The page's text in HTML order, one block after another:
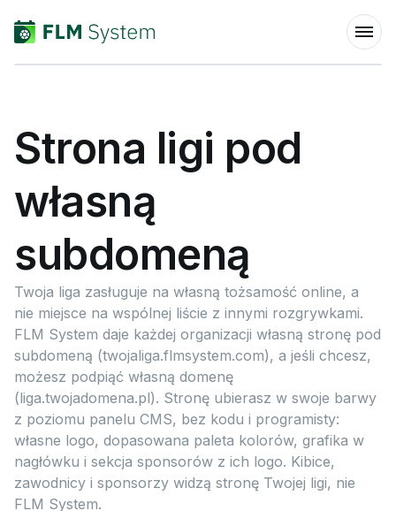
Strona ligi pod
własną
subdomeną
Twoja liga zasługuje na własną tożsamość online, a
nie miejsce na wspólnej liście z innymi rozgrywkami.
FLM System daje każdej organizacji własną stronę pod
subdomeną (twojaliga.flmsystem.com), a jeśli chcesz,
możesz podpiąć własną domenę
(liga.twojadomena.pl). Stronę ubierasz w swoje barwy
z poziomu panelu CMS, bez kodu i programisty:
własne logo, dopasowana paleta kolorów, grafika w
nagłówku i sekcja sponsorów z ich logo. Kibice,
zawodnicy i sponsorzy widzą stronę Twojej ligi, nie
FLM System.